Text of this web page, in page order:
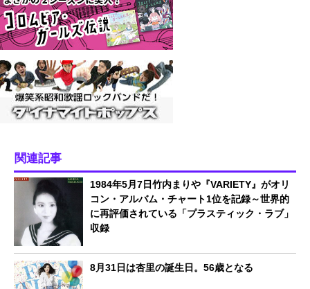
関連記事
1984年5月7日竹内まりや『VARIETY』がオリ
コン・アルバム・チャート1位を記録～世界的
に再評価されている「プラスティック・ラブ」
収録
8月31日は杏里の誕生日。56歳となる